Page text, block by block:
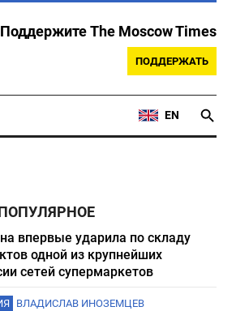
Поддержите The Moscow Times
ПОДДЕРЖАТЬ
EN
впервые ударила по складу
одной из крупнейших
сетей супермаркетов
ВЛАДИСЛАВ ИНОЗЕМЦЕВ